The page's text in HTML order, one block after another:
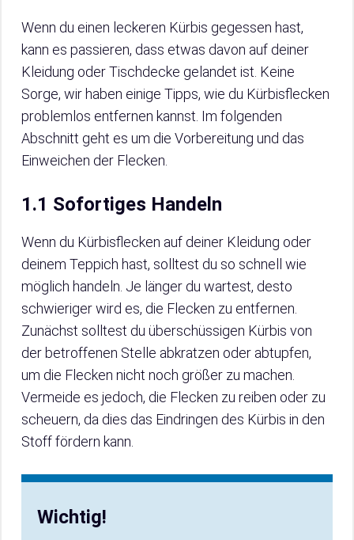
Wenn du einen leckeren Kürbis gegessen hast,
kann es passieren, dass etwas davon auf deiner
Kleidung oder Tischdecke gelandet ist. Keine
Sorge, wir haben einige Tipps, wie du Kürbisflecken
problemlos entfernen kannst. Im folgenden
Abschnitt geht es um die Vorbereitung und das
Einweichen der Flecken.
1.1 Sofortiges Handeln
Wenn du Kürbisflecken auf deiner Kleidung oder
deinem Teppich hast, solltest du so schnell wie
möglich handeln. Je länger du wartest, desto
schwieriger wird es, die Flecken zu entfernen.
Zunächst solltest du überschüssigen Kürbis von
der betroffenen Stelle abkratzen oder abtupfen,
um die Flecken nicht noch größer zu machen.
Vermeide es jedoch, die Flecken zu reiben oder zu
scheuern, da dies das Eindringen des Kürbis in den
Stoff fördern kann.
Wichtig!